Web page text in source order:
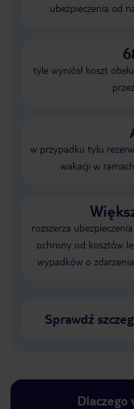
ubezpieczenia od
tyle wyniósł koszt
w przypadku tylu
wakacji w
rozszerza
ochrony od kosztów
wypadków o
Sprawdź
Dlaczego